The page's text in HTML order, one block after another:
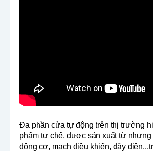
Đa phần cửa tự động trên thị trường
phẩm tự chế, được sản xuất từ
động cơ, mạch điều khiển, dây